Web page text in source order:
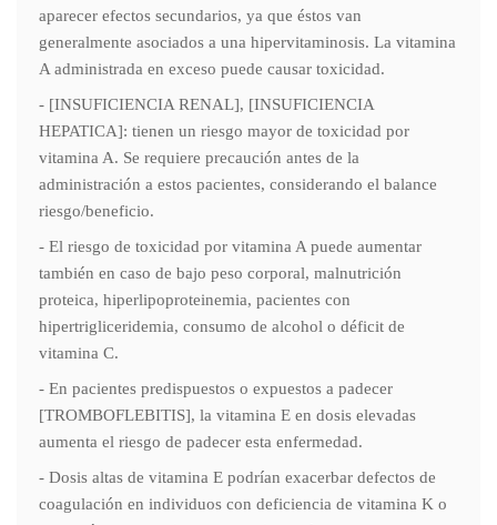
aparecer efectos secundarios, ya que éstos van
generalmente asociados a una hipervitaminosis. La vitamina
A administrada en exceso puede causar toxicidad.
- [INSUFICIENCIA RENAL], [INSUFICIENCIA
HEPATICA]: tienen un riesgo mayor de toxicidad por
vitamina A. Se requiere precaución antes de la
administración a estos pacientes, considerando el balance
riesgo/beneficio.
- El riesgo de toxicidad por vitamina A puede aumentar
también en caso de bajo peso corporal, malnutrición
proteica, hiperlipoproteinemia, pacientes con
hipertrigliceridemia, consumo de alcohol o déficit de
vitamina C.
- En pacientes predispuestos o expuestos a padecer
[TROMBOFLEBITIS], la vitamina E en dosis elevadas
aumenta el riesgo de padecer esta enfermedad.
- Dosis altas de vitamina E podrían exacerbar defectos de
coagulación en individuos con deficiencia de vitamina K o